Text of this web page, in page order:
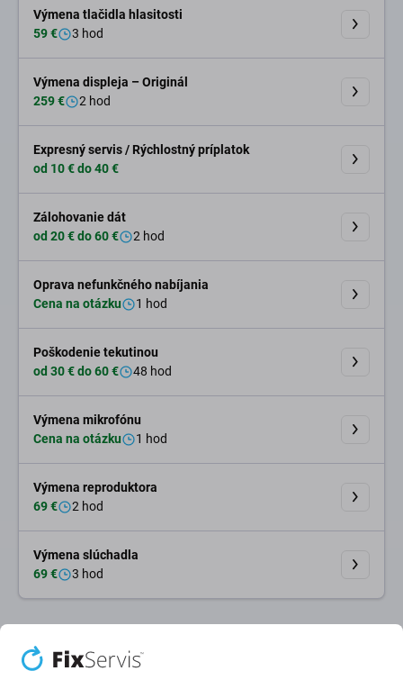
Výmena tlačidla hlasitosti
59 €
3 hod
Výmena displeja – Originál
259 €
2 hod
Expresný servis / Rýchlostný príplatok
od 10 € do 40 €
Zálohovanie dát
od 20 € do 60 €
2 hod
Oprava nefunkčného nabíjania
Cena na otázku
1 hod
Poškodenie tekutinou
od 30 € do 60 €
48 hod
Výmena mikrofónu
Cena na otázku
1 hod
Výmena reproduktora
69 €
2 hod
Výmena slúchadla
69 €
3 hod
4.8
Najlepšie hodnotenie na